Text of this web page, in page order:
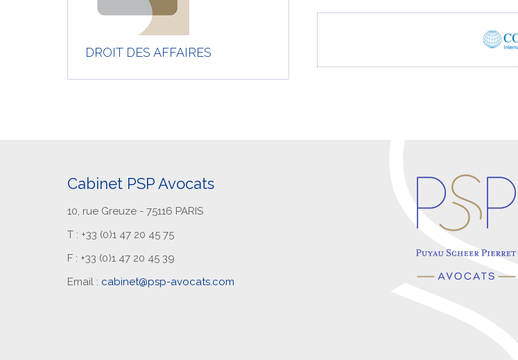
DROIT DES AFFAIRES
Cabinet PSP Avocats
10, rue Greuze - 75116 PARIS
T : +33 (0)1 47 20 45 75
F : +33 (0)1 47 20 45 39
Email : cabinet@psp-avocats.com